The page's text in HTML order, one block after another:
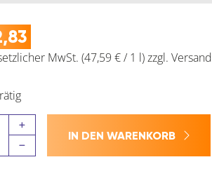
MwSt. (47,59 € / 1 l)zzgl. Versand
IN DEN WARENKORB